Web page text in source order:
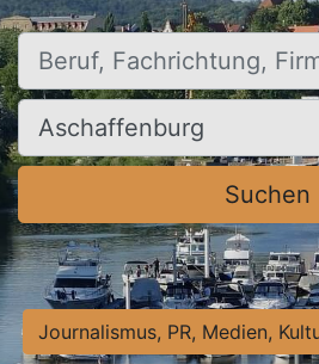
Beruf, Fachrichtung, Firma
Ort, Stadt
Suchen
Journalismus, PR, Medien,